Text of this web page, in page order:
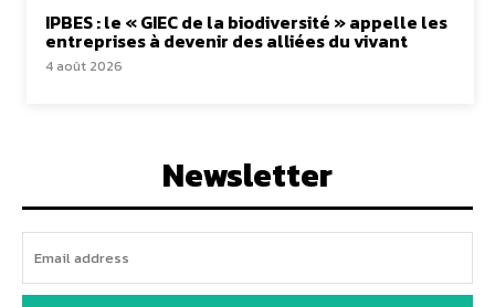
IPBES : le « GIEC de la biodiversité » appelle les
entreprises à devenir des alliées du vivant
4 août 2026
Newsletter